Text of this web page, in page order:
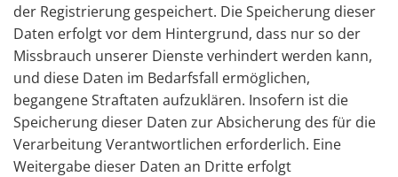
der Registrierung gespeichert. Die Speicherung dieser
Daten erfolgt vor dem Hintergrund, dass nur so der
Missbrauch unserer Dienste verhindert werden kann,
und diese Daten im Bedarfsfall ermöglichen,
begangene Straftaten aufzuklären. Insofern ist die
Speicherung dieser Daten zur Absicherung des für die
Verarbeitung Verantwortlichen erforderlich. Eine
Weitergabe dieser Daten an Dritte erfolgt